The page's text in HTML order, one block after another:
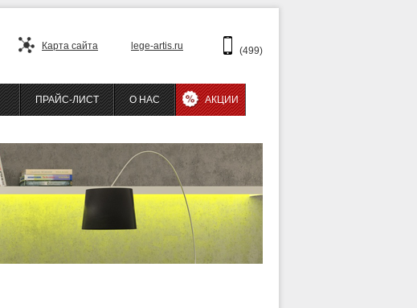
Карта сайта lege-artis.ru (499)
ПРАЙС-ЛИСТ О НАС АКЦИИ